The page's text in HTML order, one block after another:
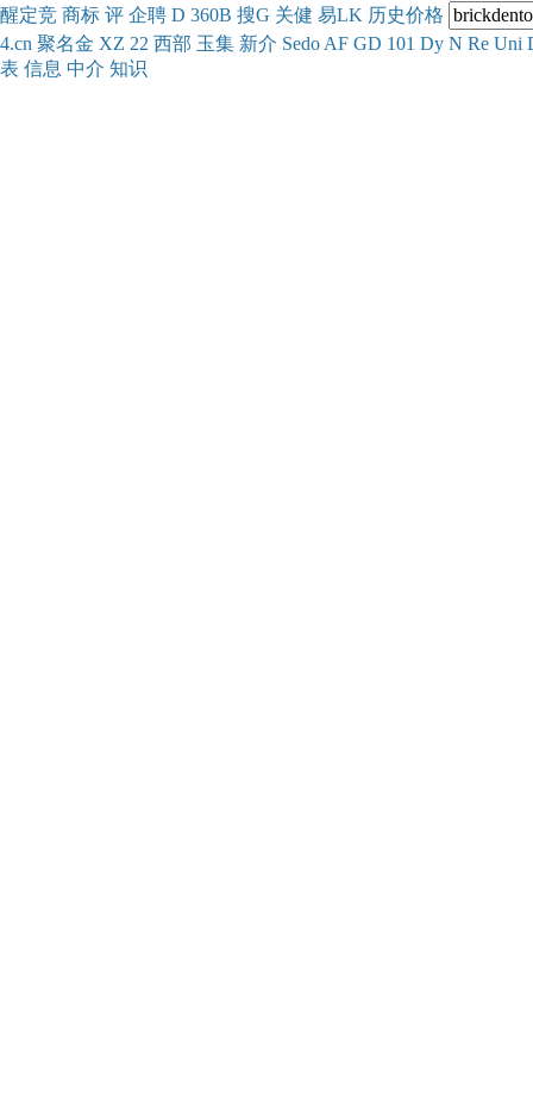
醒定竞 商标 评 企聘 D 360B 搜G 关健 易LK 历史价格
4.cn 聚名金 XZ 22 西部 玉集 新介 Sedo AF GD 101 Dy N Re Uni
表 信息 中介 知识